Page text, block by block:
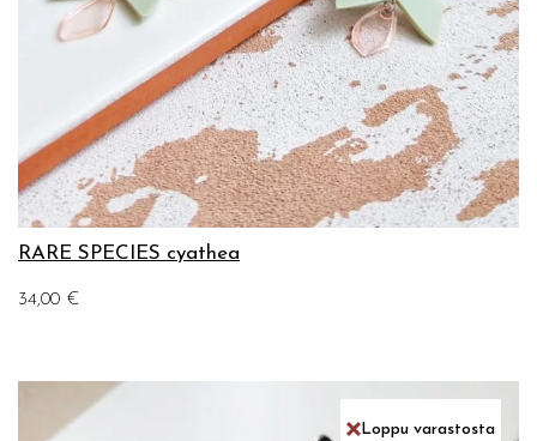
RARE SPECIES cyathea
34,00 €
Loppu varastosta